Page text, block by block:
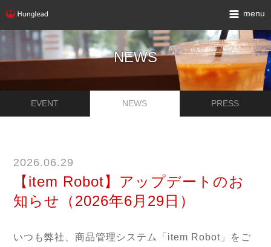
menu
NEWS
EVENT NEWS PRESS
2026.06.29
【item Robot】アップデートのお
知らせ（2026年6月29日）
いつも弊社、商品管理システム「item Robot」をご